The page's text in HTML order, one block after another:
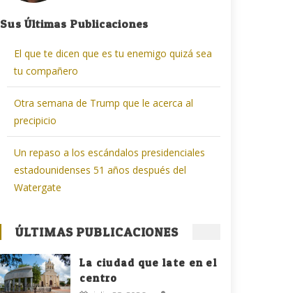
Sus Últimas Publicaciones
El que te dicen que es tu enemigo quizá sea
tu compañero
Otra semana de Trump que le acerca al
precipicio
Un repaso a los escándalos presidenciales
estadounidenses 51 años después del
Watergate
ÚLTIMAS PUBLICACIONES
La ciudad que late en el
centro